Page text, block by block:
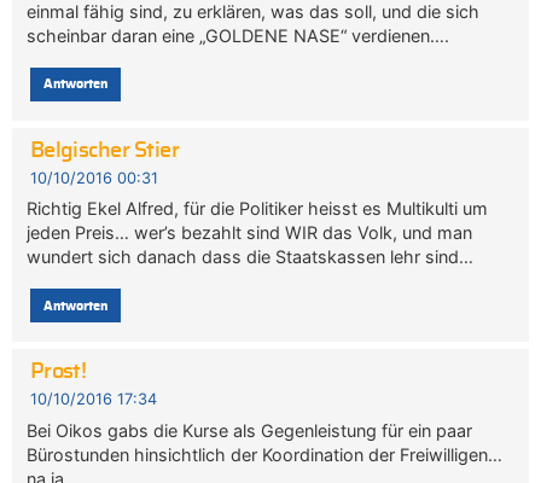
einmal fähig sind, zu erklären, was das soll, und die sich
scheinbar daran eine „GOLDENE NASE“ verdienen….
Antworten
Belgischer Stier
10/10/2016 00:31
Richtig Ekel Alfred, für die Politiker heisst es Multikulti um
jeden Preis… wer’s bezahlt sind WIR das Volk, und man
wundert sich danach dass die Staatskassen lehr sind…
Antworten
Prost!
10/10/2016 17:34
Bei Oikos gabs die Kurse als Gegenleistung für ein paar
Bürostunden hinsichtlich der Koordination der Freiwilligen…
na ja…